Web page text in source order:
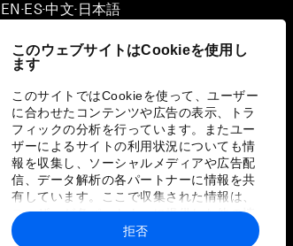
このウェブサイトはCookieを使用し
ます
このサイトではCookieを使って、ユーザー
に合わせたコンテンツや広告の表示、トラ
フィックの分析を行っています。またユー
ザーによるサイトの利用状況についても情
報を収集し、ソーシャルメディアや広告配
信、データ解析の各パートナーに情報を共
有しています。ここで収集された情報は、
ユーザーが各パートナーに提供した他の情
報や各パートナーのサービスを使用した際
拒否
EN ▪ ES▪中文▪ 日本語